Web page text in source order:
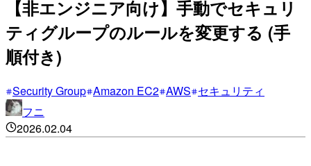
【非エンジニア向け】手動でセキュリ
ティグループのルールを変更する (手
順付き)
Security Group Amazon EC2 AWS セキュリティ
フニ
2026.02.04